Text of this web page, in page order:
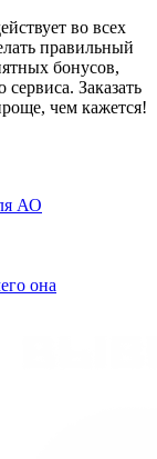
во всех
правильный
бонусов,
Заказать
чем кажется!
АО
она